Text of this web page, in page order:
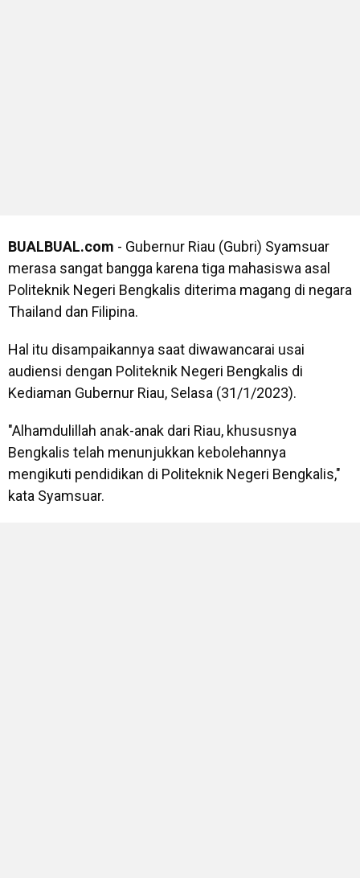
BUALBUAL.com - Gubernur Riau (Gubri) Syamsuar
merasa sangat bangga karena tiga mahasiswa asal
Politeknik Negeri Bengkalis diterima magang di negara
Thailand dan Filipina.
Hal itu disampaikannya saat diwawancarai usai
audiensi dengan Politeknik Negeri Bengkalis di
Kediaman Gubernur Riau, Selasa (31/1/2023).
"Alhamdulillah anak-anak dari Riau, khususnya
Bengkalis telah menunjukkan kebolehannya
mengikuti pendidikan di Politeknik Negeri Bengkalis,"
kata Syamsuar.